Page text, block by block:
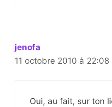
jenofa
11 octobre 2010 à 22:08
Oui, au fait, sur ton